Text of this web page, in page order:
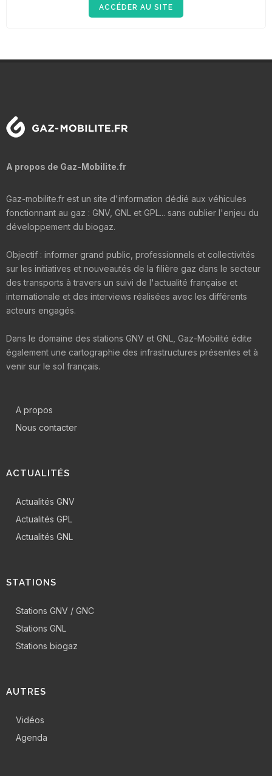
ACCÉDER AU SITE
A propos de Gaz-Mobilite.fr
Gaz-mobilite.fr est un site d'information dédié aux véhicules
fonctionnant au gaz : GNV, GNL et GPL... sans oublier l'enjeu du
développement du biogaz.
Objectif : informer grand public, professionnels et collectivités
sur les initiatives et nouveautés de la filière gaz dans le secteur
des transports à travers un suivi de l'actualité française et
internationale et des interviews réalisées avec les différents
acteurs engagés.
Dans le domaine des stations GNV et GNL, Gaz-Mobilité édite
également une cartographie des infrastructures présentes et à
venir sur le sol français.
A propos
Nous contacter
ACTUALITÉS
Actualités GNV
Actualités GPL
Actualités GNL
STATIONS
Stations GNV / GNC
Stations GNL
Stations biogaz
AUTRES
Vidéos
Agenda